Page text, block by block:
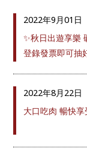
2022年9月01日
✨秋日出遊享樂
登錄發票即可抽
2022年8月22日
大口吃肉 暢快